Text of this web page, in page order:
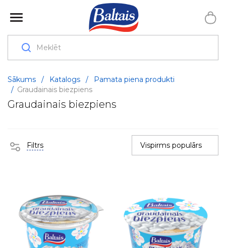
Sākums / Katalogs /
Pamata piena produkti
/ Graudainais biezpiens
Graudainais biezpiens
Filtrs